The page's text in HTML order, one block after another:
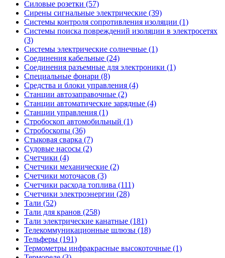
Силовые розетки (57)
Сирены сигнальные электрические (39)
Системы контроля сопротивления изоляции (1)
Системы поиска повреждений изоляции в электросетях
(3)
Системы электрические солнечные (1)
Соединения кабельные (24)
Соединения разъемные для электроники (1)
Специальные фонари (8)
Средства и блоки управления (4)
Станции автозаправочные (2)
Станции автоматические зарядные (4)
Станции управления (1)
Стробоскоп автомобильный (1)
Стробоскопы (36)
Стыковая сварка (7)
Судовые насосы (2)
Счетчики (4)
Счетчики механические (2)
Счетчики моточасов (3)
Счетчики расхода топлива (111)
Счетчики электроэнергии (28)
Тали (52)
Тали для кранов (258)
Тали электрические канатные (181)
Телекоммуникационные шлюзы (18)
Тельферы (191)
Термометры инфракрасные высокоточные (1)